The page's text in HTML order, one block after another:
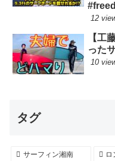
#freed #フリード #新型 #サー
ロン
12
【工
った
10
タグ
サーフィン湘南 ロ